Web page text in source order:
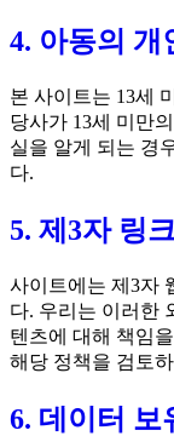
4. 아동의 개
본 사이트는 13세
당사가 13세 미만
실을 알게 되는 경
다.
5. 제3자 링
사이트에는 제3자
다. 우리는 이러한
텐츠에 대해 책임
해당 정책을 검토
6. 데이터 보